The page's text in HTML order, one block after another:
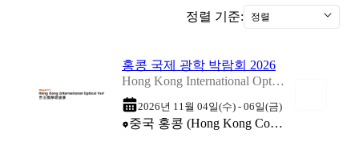
정렬 기준: 정렬
홍콩 국제 광학 박람회 2026
Hong Kong International Optical Fair 2026
2026년 11월 04일(수) - 06일(금)
중국 홍콩 (Hong Kong Convention and Exhibition Centre (HKCEC))